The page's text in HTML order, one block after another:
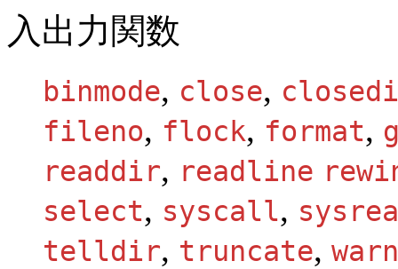
入出力関数
binmode, close,
fileno, flock, format,
readdir, readline
select, syscall,
telldir, truncate, warn